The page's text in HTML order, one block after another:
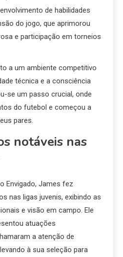
de habilidades
do jogo, que aprimorou
e participação em torneios
a um ambiente competitivo
técnica e a consciência
se um passo crucial, onde
do futebol e começou a
pares.
notáveis nas
Envigado, James fez
nas ligas juvenis, exibindo as
e visão em campo. Ele
atuações
a atenção de
à sua seleção para